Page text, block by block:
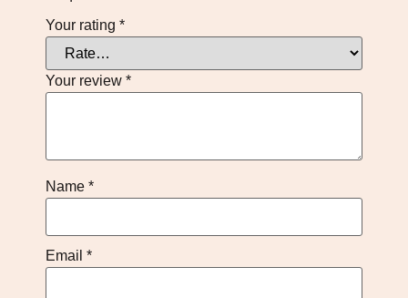
Your rating *
Your review *
Name *
Email *